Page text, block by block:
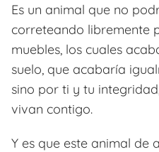
Es un animal que no
correteando libremente
muebles, los cuales
suelo, que acabaría
sino por ti y tu
vivan contigo.
Y es que este animal de